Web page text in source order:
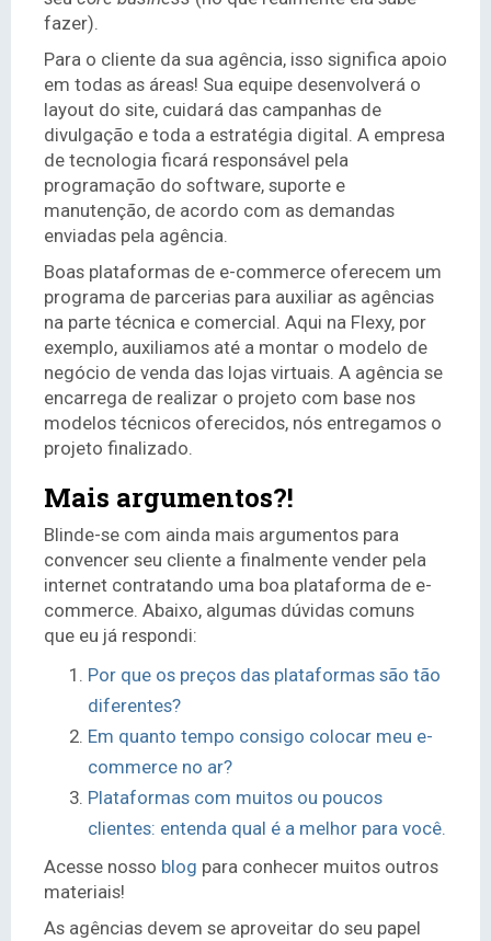
fazer).
Para o cliente da sua agência, isso significa apoio
em todas as áreas! Sua equipe desenvolverá o
layout do site, cuidará das campanhas de
divulgação e toda a estratégia digital. A empresa
de tecnologia ficará responsável pela
programação do software, suporte e
manutenção, de acordo com as demandas
enviadas pela agência.
Boas plataformas de e-commerce oferecem um
programa de parcerias para auxiliar as agências
na parte técnica e comercial. Aqui na Flexy, por
exemplo, auxiliamos até a montar o modelo de
negócio de venda das lojas virtuais. A agência se
encarrega de realizar o projeto com base nos
modelos técnicos oferecidos, nós entregamos o
projeto finalizado.
Mais argumentos?!
Blinde-se com ainda mais argumentos para
convencer seu cliente a finalmente vender pela
internet contratando uma boa plataforma de e-
commerce. Abaixo, algumas dúvidas comuns
que eu já respondi:
Por que os preços das plataformas são tão
diferentes?
Em quanto tempo consigo colocar meu e-
commerce no ar?
Plataformas com muitos ou poucos
clientes: entenda qual é a melhor para você.
Acesse nosso blog para conhecer muitos outros
materiais!
As agências devem se aproveitar do seu papel